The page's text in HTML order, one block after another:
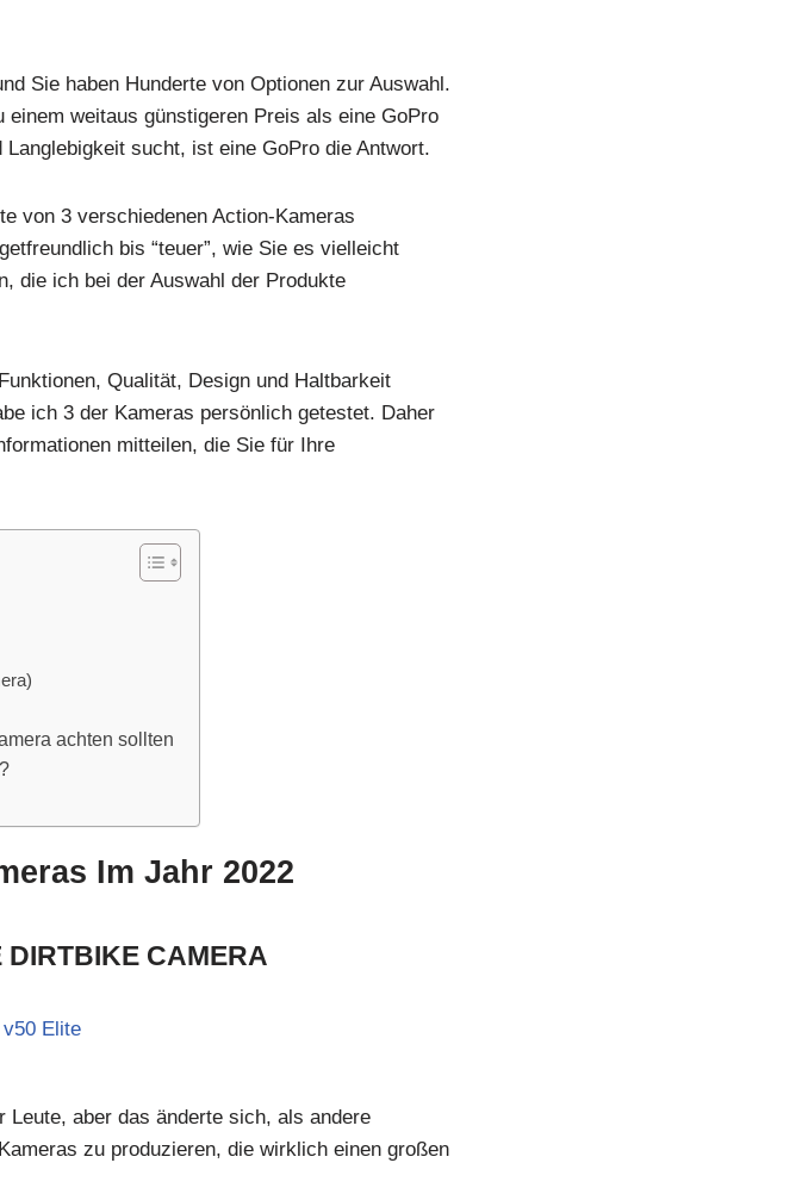
Sie haben Hunderte von Optionen zur Auswahl.
weitaus günstigeren Preis als eine GoPro
sucht, ist eine GoPro die Antwort.
von 3 verschiedenen Action-Kameras
bis “teuer”, wie Sie es vielleicht
die ich bei der Auswahl der Produkte
Qualität, Design und Haltbarkeit
ich 3 der Kameras persönlich getestet. Daher
mitteilen, die Sie für Ihre
achten sollten
Im Jahr 2022
DIRTBIKE CAMERA
aber das änderte sich, als andere
zu produzieren, die wirklich einen großen